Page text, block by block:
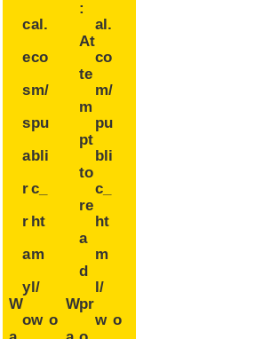
W
c
e
s
s
a
r
r
a
y
o
al.
co
m/
pu
bli
c_
ht
m
l/
w o
W
:
At
te
m
pt
to
re
a
d
pr
al.
co
m/
pu
bli
c_
ht
m
l/
w o